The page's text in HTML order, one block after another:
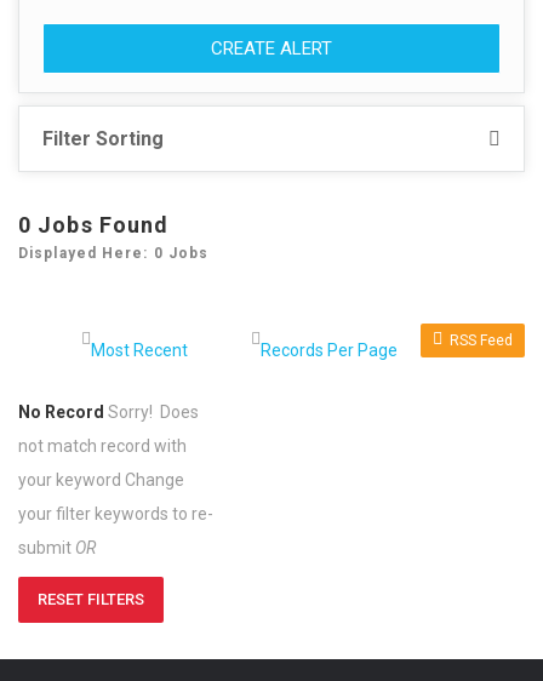
CREATE ALERT
Filter Sorting
0 Jobs Found
Displayed Here: 0 Jobs
RSS Feed
No Record Sorry! Does
not match record with
your keyword Change
your filter keywords to re-
submit OR
RESET FILTERS